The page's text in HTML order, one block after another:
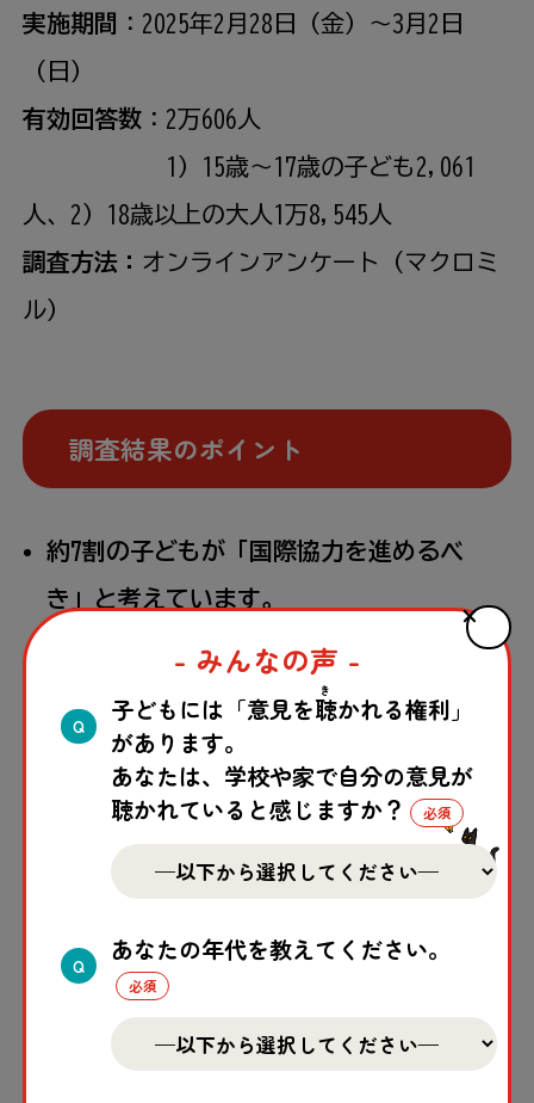
実施期間
：2025年2 月 28日（金）～3 月 2日
（ 日 ）
有効回答数 ：2万606人
1）15歳～17歳の子ども2,061
人、2）18歳以上の大人1万8,545人
調査方法： オンラインアンケート（マクロミ
ル）
調査結果のポイント
約7割の子どもが「国際協力を進めるべ
き」と考えています。
これはおとな（約5割）よりも多い傾向に
日本からの支援（政府開発援助＝ODA：
Official Development Assistance）を増
やすべきと考える子どもは約6割でした。
「気候変動・地球温暖化」は子どもたちが
日本の支援は「貧しい国」や「紛争の影響
を受けている国」に重点を置くべきという
意見が多かったです。
- みんなの声 -
Q
子どもには「意見を聴
き
かれる権利」
があります。
あなたは、学校や家で自分の意見が
聴かれていると感じますか？
Q
あなたの年代を教えてください。